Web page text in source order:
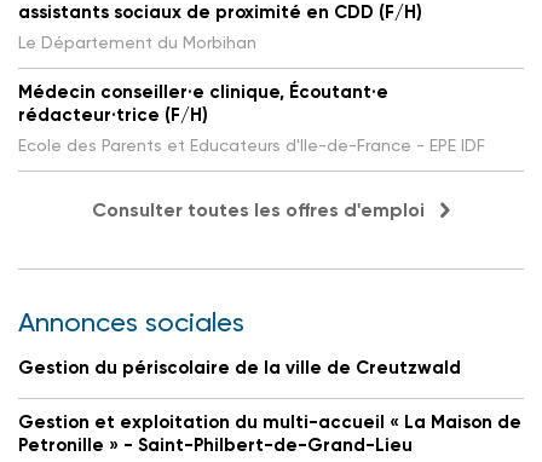
assistants sociaux de proximité en CDD (F/H)
Le Département du Morbihan
Médecin conseiller·e clinique, Écoutant·e
rédacteur·trice (F/H)
Ecole des Parents et Educateurs d'Ile-de-France - EPE IDF
Consulter toutes les offres d'emploi
Annonces sociales
Gestion du périscolaire de la ville de Creutzwald
Gestion et exploitation du multi-accueil « La Maison de
Petronille » - Saint-Philbert-de-Grand-Lieu